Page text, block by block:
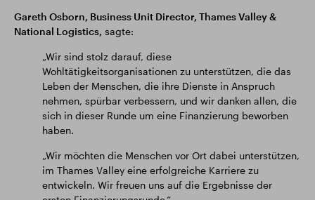
Gareth Osborn, Business Unit Director, Thames Valley &
National Logistics, sagte:
„Wir sind stolz darauf, diese
Wohltätigkeitsorganisationen zu unterstützen, die das
Leben der Menschen, die ihre Dienste in Anspruch
nehmen, spürbar verbessern, und wir danken allen, die
sich in dieser Runde um eine Finanzierung beworben
haben.
„Wir möchten die Menschen vor Ort dabei unterstützen,
im Thames Valley eine erfolgreiche Karriere zu
entwickeln. Wir freuen uns auf die Ergebnisse der